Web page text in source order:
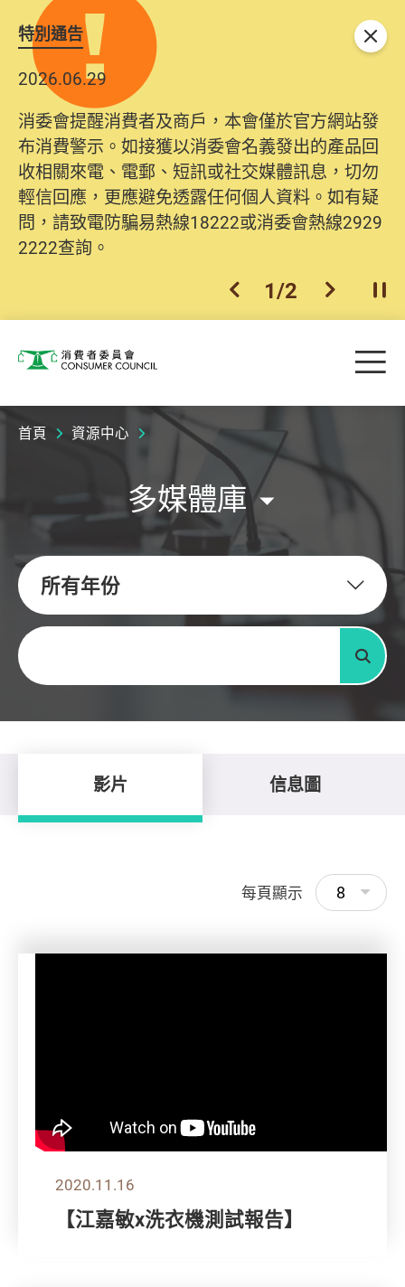
特別通告
2026.06.29
消委會提醒消費者及商戶，本會僅於官方網站發
布消費警示。如接獲以消委會名義發出的產品回
收相關來電、電郵、短訊或社交媒體訊息，切勿
輕信回應，更應避免透露任何個人資料。如有疑
問，請致電防騙易熱線18222或消委會熱線2929
2222查詢。
2025.10.31
為提升使用者體驗及網絡安全，本會的投訴處理
系統已經進行升級及推出新功能。由2025年11月
10日起，消費者需要提供基本聯絡資料（包括姓
名、電郵及電話）註冊帳戶，才可提交投訴、查
詢及建議。所有提交紀錄將清晰整合於帳戶中，
方便日後作出跟進。
上一個
2/2 下一個開
關閉
消費者委員會 目
首頁 資源中心
多媒體庫
所有年份
關鍵字
搜尋
影片 信息圖
每頁顯示 8
2020.11.16
【江嘉敏x洗衣機測試報告】